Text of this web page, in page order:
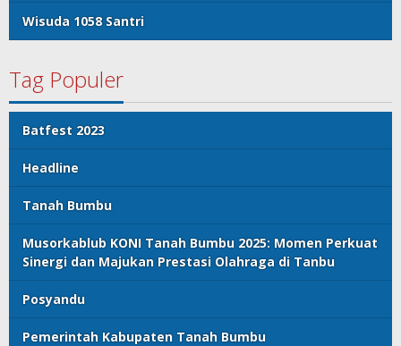
Wisuda 1058 Santri
Tag Populer
Batfest 2023
Headline
Tanah Bumbu
Musorkablub KONI Tanah Bumbu 2025: Momen Perkuat
Sinergi dan Majukan Prestasi Olahraga di Tanbu
Posyandu
Pemerintah Kabupaten Tanah Bumbu